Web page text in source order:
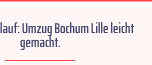
Umzug Bochum Lille leicht
gemacht.